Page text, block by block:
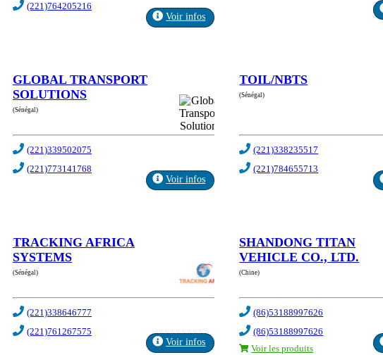
(221)764205216
Voir infos
GLOBAL TRANSPORT
SOLUTIONS
(Sénégal)
(221)339502075
(221)773141768
Voir infos
TOIL/NBTS
(Sénégal)
(221)338235517
(221)784655713
TRACKING AFRICA
SYSTEMS
(Sénégal)
(221)338646777
(221)761267575
Voir infos
SHANDONG TITAN
VEHICLE CO., LTD.
(Chine)
(86)53188997626
(86)53188997626
Voir les produits